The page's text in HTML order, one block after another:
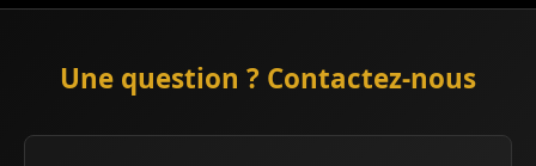
Une question ? Contactez-nous